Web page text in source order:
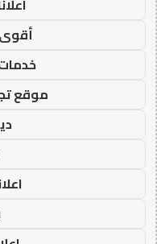
أقوى
خدمات
موقع